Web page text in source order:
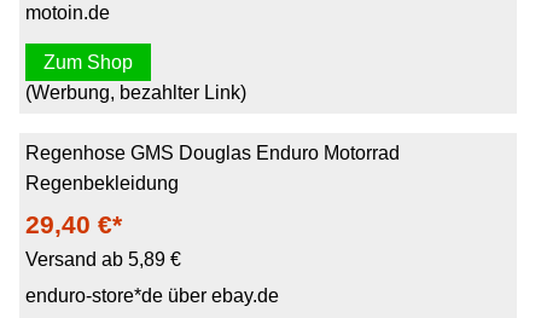
motoin.de
Zum Shop
(Werbung, bezahlter Link)
Regenhose GMS Douglas Enduro Motorrad
Regenbekleidung
29,40 €*
Versand ab 5,89 €
enduro-store*de über ebay.de